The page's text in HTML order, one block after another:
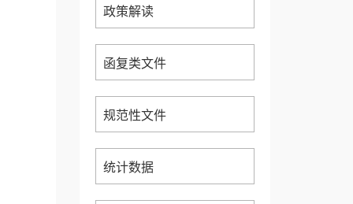
政策解读
函复类文件
规范性文件
统计数据